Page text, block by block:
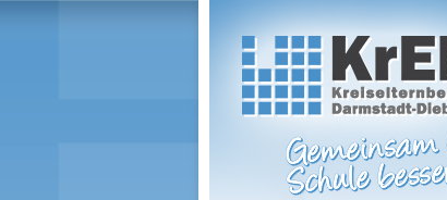
KrEB Darmstadt-Dieburg
Kreiselternbeirat Darmstadt-Dieburg